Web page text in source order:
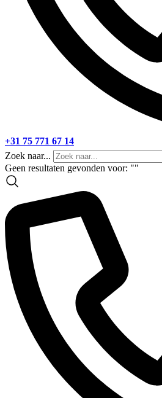
+31 75 771 67 14
Zoek naar...
Geen resultaten gevonden voor: ""